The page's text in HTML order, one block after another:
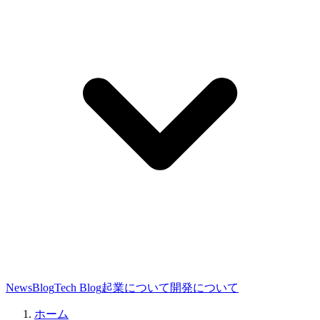
NewsBlogTech Blog起業について 開発について
ホーム